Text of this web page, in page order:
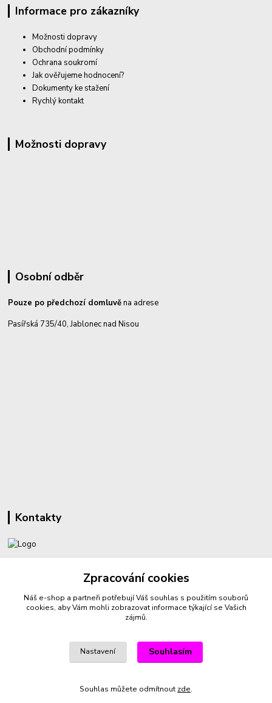
Informace pro zákazníky
Možnosti dopravy
Obchodní podmínky
Ochrana soukromí
Jak ověřujeme hodnocení?
Dokumenty ke stažení
Rychlý kontakt
Možnosti dopravy
Osobní odběr
Pouze po předchozí domluvěna adrese
Pasířská 735/40, Jablonec nad Nisou
Kontakty
sperkyproradost@seznam.cz
Vytvořeno na Eshop-rychle.cz
Zpracování cookies
Náš e-shop a partneři potřebují Váš souhlas s použitím souborů
cookies, aby Vám mohli zobrazovat informace týkající se Vašich
zájmů.
Nastavení Souhlasím
Souhlas můžete odmítnout zde.